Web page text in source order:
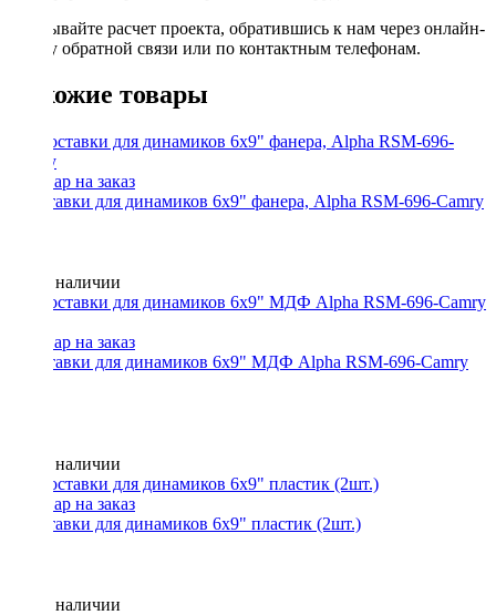
Заказывайте расчет проекта, обратившись к нам через онлайн-
форму обратной связи или по контактным телефонам.
Похожие товары
Проставки для динамиков 6x9" фанера, Alpha RSM-696-Camry
Нет в наличии
Проставки для динамиков 6x9" МДФ Alpha RSM-696-Camry
Нет в наличии
Проставки для динамиков 6x9" пластик (2шт.)
Нет в наличии